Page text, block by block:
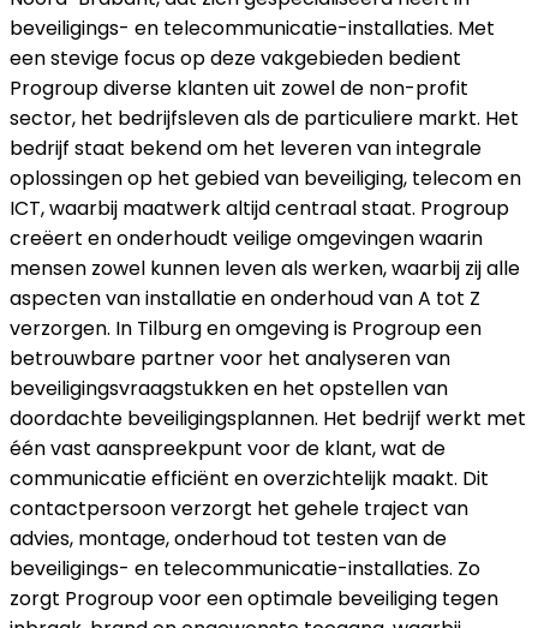
beveiligings- en telecommunicatie-installaties. Met
een stevige focus op deze vakgebieden bedient
Progroup diverse klanten uit zowel de non-profit
sector, het bedrijfsleven als de particuliere markt. Het
bedrijf staat bekend om het leveren van integrale
oplossingen op het gebied van beveiliging, telecom en
ICT, waarbij maatwerk altijd centraal staat. Progroup
creëert en onderhoudt veilige omgevingen waarin
mensen zowel kunnen leven als werken, waarbij zij alle
aspecten van installatie en onderhoud van A tot Z
verzorgen. In Tilburg en omgeving is Progroup een
betrouwbare partner voor het analyseren van
beveiligingsvraagstukken en het opstellen van
doordachte beveiligingsplannen. Het bedrijf werkt met
één vast aanspreekpunt voor de klant, wat de
communicatie efficiënt en overzichtelijk maakt. Dit
contactpersoon verzorgt het gehele traject van
advies, montage, onderhoud tot testen van de
beveiligings- en telecommunicatie-installaties. Zo
zorgt Progroup voor een optimale beveiliging tegen